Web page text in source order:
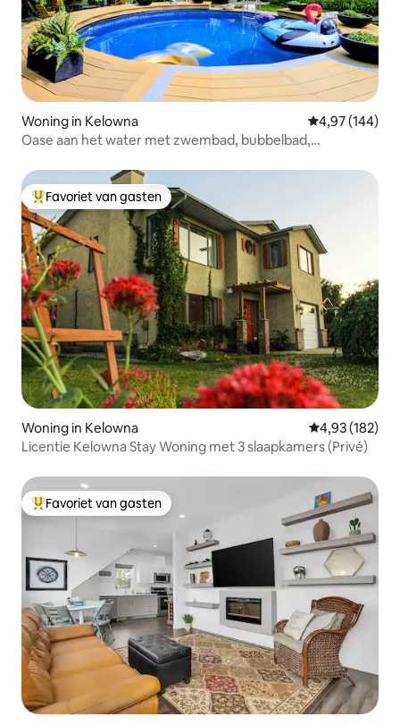
Woning in Kelowna Gemiddelde
4,97 (144)
Oase aan het water met zwembad, bubbelbad,
Topfavoriet van gasten
Favoriet van gasten
Woning in Kelowna Gemiddelde
4,93 (182)
Licentie Kelowna Stay Woning met 3 slaapkamers (Privé)
Topfavoriet van gasten
Favoriet van gasten